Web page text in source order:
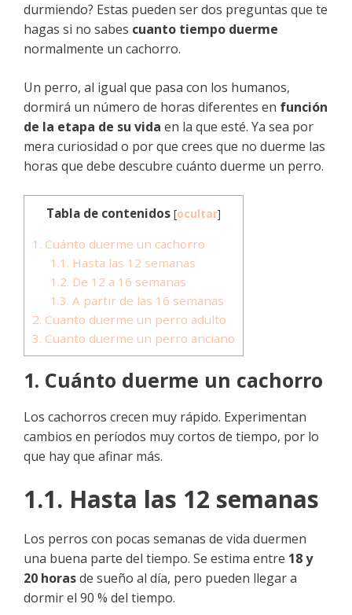
durmiendo? Estas pueden ser dos preguntas que te
hagas si no sabes cuanto tiempo duerme
normalmente un cachorro.
Un perro, al igual que pasa con los humanos,
dormirá un número de horas diferentes en función
de la etapa de su vida en la que esté. Ya sea por
mera curiosidad o por que crees que no duerme las
horas que debe descubre cuánto duerme un perro.
Tabla de contenidos [ocultar]
1. Cuánto duerme un cachorro
1.1. Hasta las 12 semanas
1.2. De 12 a 16 semanas
1.3. A partir de las 16 semanas
2. Cuanto duerme un perro adulto
3. Cuanto duerme un perro anciano
1. Cuánto duerme un cachorro
Los cachorros crecen muy rápido. Experimentan
cambios en períodos muy cortos de tiempo, por lo
que hay que afinar más.
1.1. Hasta las 12 semanas
Los perros con pocas semanas de vida duermen
una buena parte del tiempo. Se estima entre 18 y
20 horasde sueño al día, pero pueden llegar a
dormir el 90 % del tiempo.